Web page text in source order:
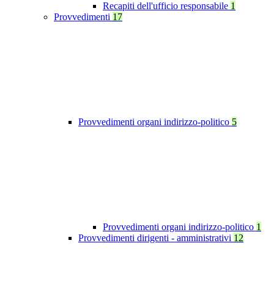
Recapiti dell'ufficio responsabile 1
Provvedimenti 17
Provvedimenti organi indirizzo-politico 5
Provvedimenti organi indirizzo-politico 1
Provvedimenti dirigenti - amministrativi 12